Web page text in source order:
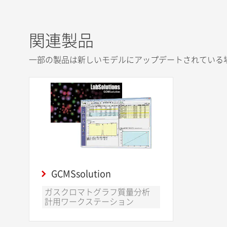
関連製品
一部の製品は新しいモデルにアップデートされている
GCMSsolution
ガスクロマトグラフ質量分析
計用ワークステーション